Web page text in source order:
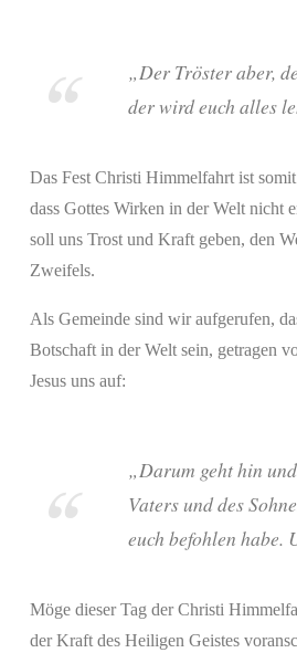
„Der Tröster aber,
der wird euch alles
Das Fest Christi Himmelfahrt ist
dass Gottes Wirken in der Welt nicht
soll uns Trost und Kraft geben, den
Zweifels.
Als Gemeinde sind wir aufgerufen,
Botschaft in der Welt sein, getragen
Jesus uns auf:
„Darum geht hin
Vaters und des
euch befohlen habe.
Möge dieser Tag der Christi
der Kraft des Heiligen Geistes